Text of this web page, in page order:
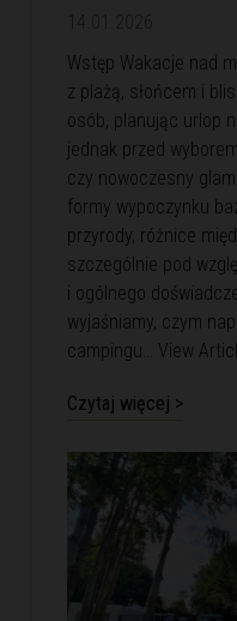
Wstęp Wakacje nad
z plażą, słońcem i
osób, planując urlop
jednak przed
czy nowoczesny
formy wypoczynku
przyrody, różnice
szczególnie pod
i ogólnego
wyjaśniamy, czym
campingu… View
Czytaj więcej >